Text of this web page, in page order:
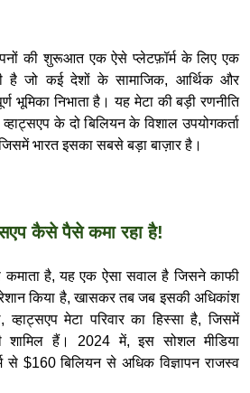
की शुरूआत एक ऐसे प्लेटफ़ॉर्म के लिए एक
है जो कई देशों के सामाजिक, आर्थिक और
भूमिका निभाता है। यह मेटा की बड़ी रणनीति
के दो बिलियन के विशाल उपयोगकर्ता
भारत इसका सबसे बड़ा बाज़ार है।
कैसे पैसे कमा रहा है!
कमाता है, यह एक ऐसा सवाल है जिसने काफी
किया है, खासकर तब जब इसकी अधिकांश
मेटा परिवार का हिस्सा है, जिसमें
शामिल हैं। 2024 में, इस सोशल मीडिया
से $160 बिलियन से अधिक विज्ञापन राजस्व